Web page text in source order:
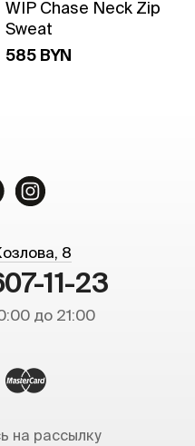
WIP Chase Neck Zip
Sweat
585 BYN
8
11-23
до 21:00
на рассылку